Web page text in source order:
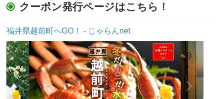
クーポン発行ページはこちら！
福井県越前町へGO！ - じゃらんnet